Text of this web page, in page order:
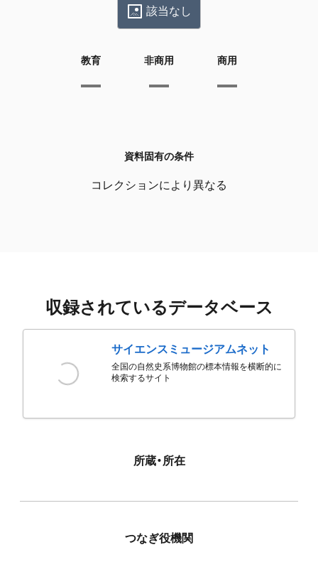
該当なし
教育 非商用 商用
資料固有の条件
コレクションにより異なる
収録されているデータベース
サイエンスミュージアムネット
全国の自然史系博物館の標本情報を横断的に
検索するサイト
所蔵・所在
つなぎ役機関